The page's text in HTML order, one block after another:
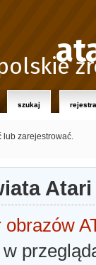
szukaj
lub zarejestrować.
Atari